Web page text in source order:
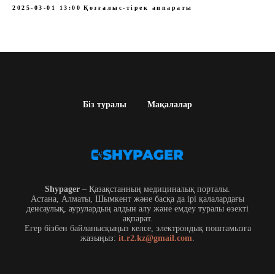
2025-03-01 13:00 Қозғалыс-тірек аппараты
Біз туралы Мақалалар
Shypager – Қазақстанның медициналық порталы.
Астана, Алматы, Шымкент және басқа да ірі қалалардағы
денсаулық, аурулардың алдын алу және емдеу туралы өзекті
ақпарат.
Егер бізбен байланысқыңыз келсе, электрондық поштамызға
жазыңыз: it.r2.kz@gmail.com.